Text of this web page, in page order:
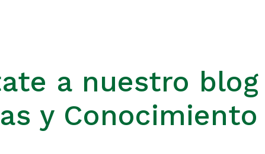
a nuestro
y Conocimiento